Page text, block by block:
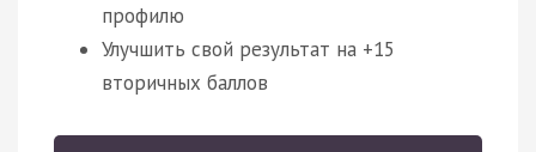
профилю
Улучшить свой результат на +15
вторичных баллов